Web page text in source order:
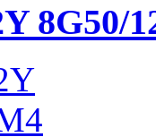
8G50/